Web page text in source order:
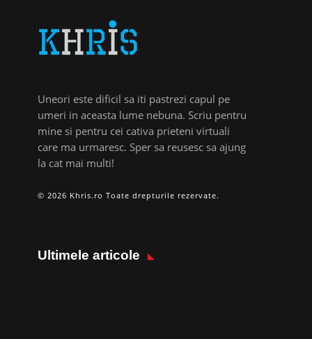
Uneori este dificil sa iti pastrezi capul pe
umeri in aceasta lume nebuna. Scriu pentru
mine si pentru cei cativa prieteni virtuali
care ma urmaresc. Sper sa reusesc sa ajung
la cat mai multi!
© 2026 Khris.ro Toate drepturile rezervate.
Ultimele articole